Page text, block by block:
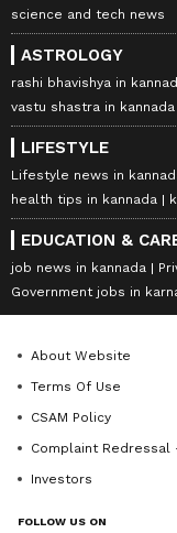
science and tech news
ASTROLOGY
rashi bhavishya in
vastu shastra in kannada
LIFESTYLE
Lifestyle news in
health tips in kannada
EDUCATION &
job news in kannada
Government jobs in
About Website
Terms Of Use
CSAM Policy
Complaint Redressal
Investors
FOLLOW US ON